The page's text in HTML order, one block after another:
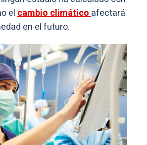
elcambio climáticoafectará
en el futuro.